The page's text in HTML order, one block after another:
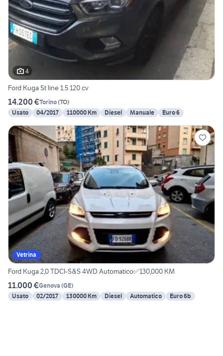
4
Ford Kuga St line 1.5 120 cv
14.200 €Torino(TO)
Usato
04/2017 110000 Km Diesel Manuale Euro 6
Vetrina
Ford Kuga 2,0 TDCI-S&S 4WD Automatico✅130,000 KM
11.000 €Genova (GE)
Usato
02/2017 130000 Km Diesel Automatico Euro 6b